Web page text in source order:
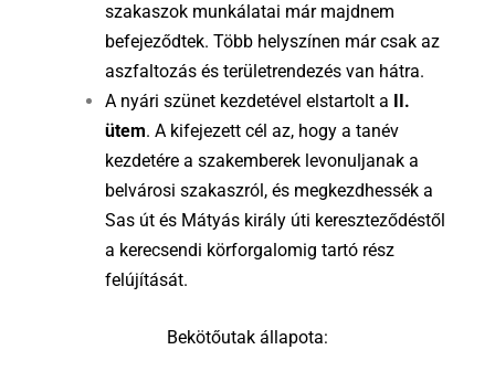
szakaszok munkálatai már majdnem
befejeződtek. Több helyszínen már csak az
aszfaltozás és területrendezés van hátra.
A nyári szünet kezdetével elstartolt a
II.
ütem. A kifejezett cél az, hogy a tanév
kezdetére a szakemberek levonuljanak a
belvárosi szakaszról, és megkezdhessék a
Sas út és Mátyás király úti kereszteződéstől
a kerecsendi körforgalomig tartó rész
felújítását.
Bekötőutak állapota: